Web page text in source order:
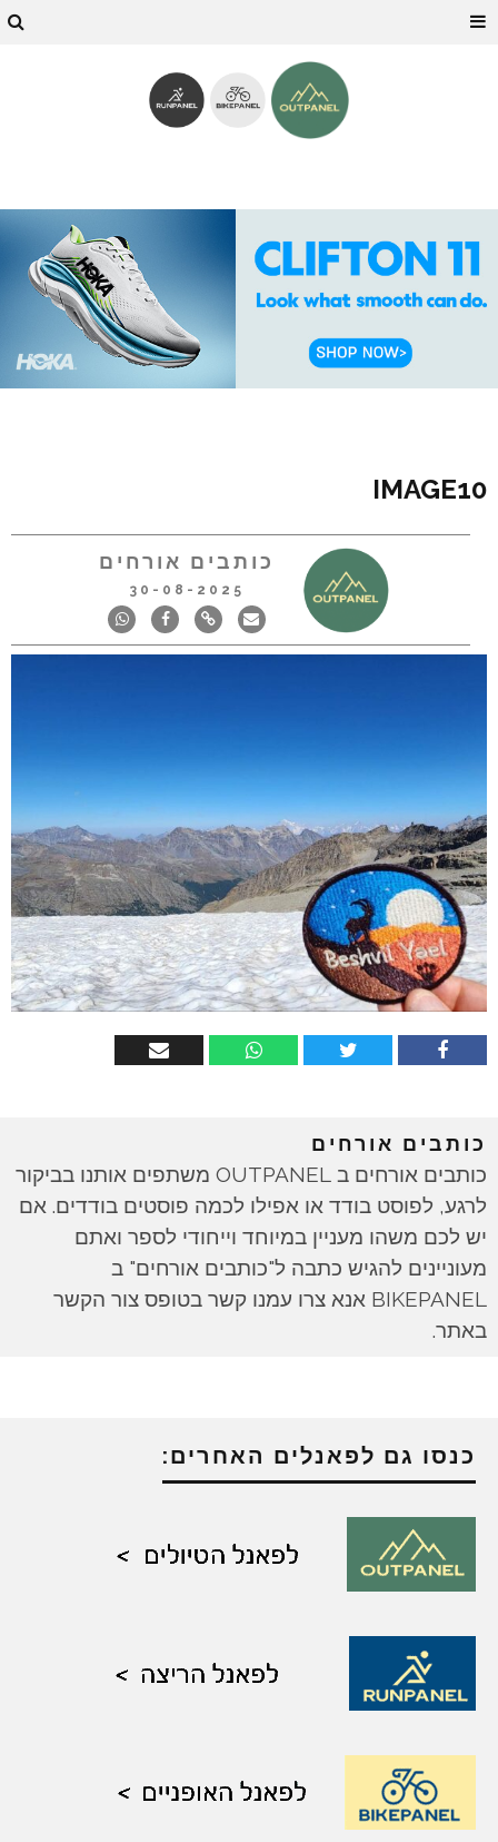
IMAGE10
כותבים אורחים
30-08-2025
כותבים אורחים
כותבים אורחים ב OUTPANEL משתפים אותנו בביקור
לרגע, לפוסט בודד או אפילו לכמה פוסטים בודדים. אם
יש לכם משהו מעניין במיוחד וייחודי לספר ואתם
מעוניינים להגיש כתבה ל"כותבים אורחים" ב
BIKEPANEL אנא צרו עמנו קשר בטופס צור הקשר
באתר.
כנסו גם לפאנלים האחרים: